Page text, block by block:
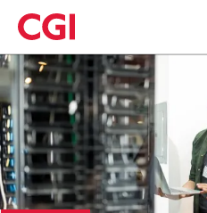
Skip
to
main
content